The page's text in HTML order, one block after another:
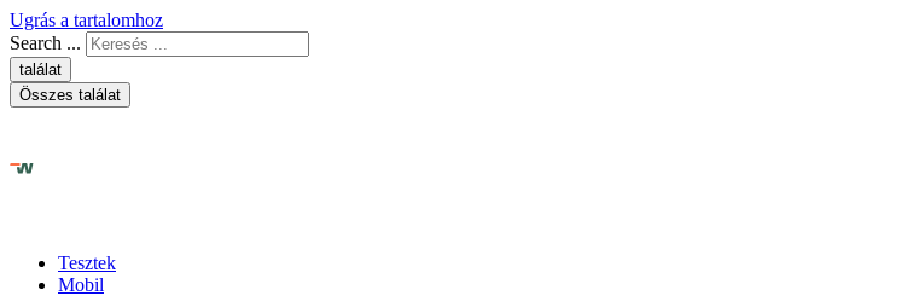
Ugrás a tartalomhoz
Search ...
találat
Összes találat
Tesztek
Mobil